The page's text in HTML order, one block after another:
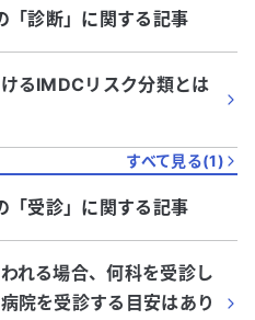
「診断」に関する記事
るIMDCリスク分類とは
すべて見る(1)
「受診」に関する記事
れる場合、何科を受診し
院を受診する目安はあり